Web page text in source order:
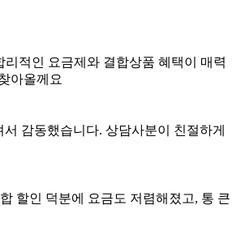
적인 요금제와 결합상품 혜택이 매력
아올께요
감동했습니다. 상담사분이 친절하게
할인 덕분에 요금도 저렴해졌고, 통 큰